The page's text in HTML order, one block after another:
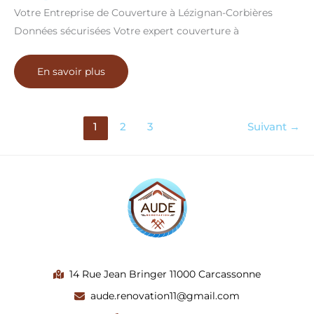
Votre Entreprise de Couverture à Lézignan-Corbières
Données sécurisées Votre expert couverture à
Votre
Entreprise
de
Lézignan-
En savoir plus
1 2 3 Suivant →
14 Rue Jean Bringer 11000 Carcassonne
aude.renovation11@gmail.com